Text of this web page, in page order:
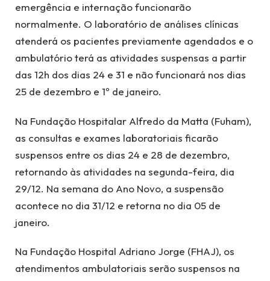
emergência e internação funcionarão
normalmente. O laboratório de análises clínicas
atenderá os pacientes previamente agendados e o
ambulatório terá as atividades suspensas a partir
das 12h dos dias 24 e 31 e não funcionará nos dias
25 de dezembro e 1º de janeiro.
Na Fundação Hospitalar Alfredo da Matta (Fuham),
as consultas e exames laboratoriais ficarão
suspensos entre os dias 24 e 28 de dezembro,
retornando às atividades na segunda-feira, dia
29/12. Na semana do Ano Novo, a suspensão
acontece no dia 31/12 e retorna no dia 05 de
janeiro.
Na Fundação Hospital Adriano Jorge (FHAJ), os
atendimentos ambulatoriais serão suspensos na